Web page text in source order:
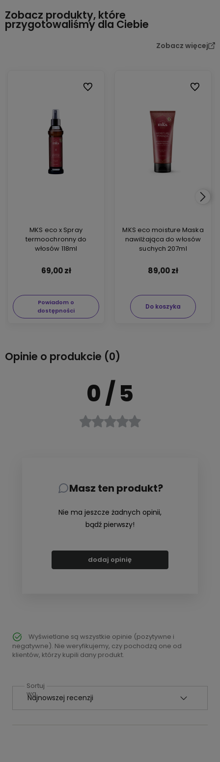
Zobacz produkty, które
przygotowaliśmy dla Ciebie
Zobacz więcej
MKS eco x Spray
termoochronny do
włosów 118ml
69,00 zł
Powiadom o
dostępności
Do ulubionych
MKS eco moisture Maska
nawilżająca do włosów
suchych 207ml
89,00 zł
Do koszyka
Do
Opinie o produkcie (0)
0/ 5
Masz ten produkt?
Nie ma jeszcze żadnych opinii,
bądź pierwszy!
dodaj opinię
Wyświetlane są wszystkie opinie (pozytywne i
negatywne). Nie weryfikujemy, czy pochodzą one od
klientów, którzy kupili dany produkt.
Sortuj
wg